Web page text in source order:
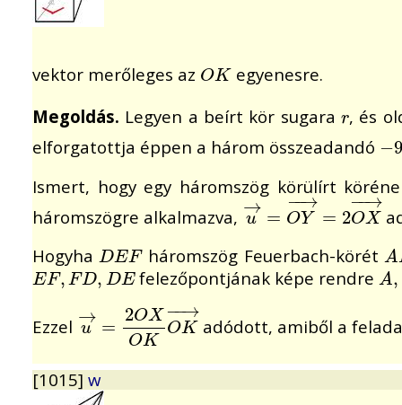
vektor merőleges az OK
OK egyenesre.
Megoldás. Legyen a beírt kör sugara r
r, és
elforgatottja éppen a három összeadandó −
−
Ismert, hogy egy háromszög körülírt
háromszögre alkalmazva, u
→ = OY
−→
−
= 2OX
−→
−
u→=OY→ =2 OX→
HogyhaDEF
DEF háromszög Feuerbach-körét A
A
EF, FD, DE
EF,FD,DE felezőpontjának képe rendreA,
A,
Ezzel u
→ =
2OX
OK
OK
−→
−
u→=2OXOKOK→adódott, amiből a
[1015] w